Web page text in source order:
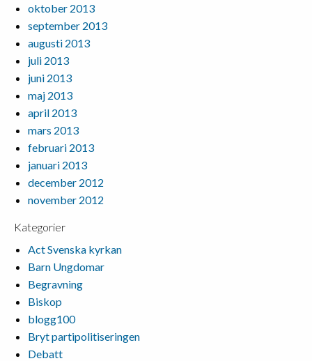
oktober 2013
september 2013
augusti 2013
juli 2013
juni 2013
maj 2013
april 2013
mars 2013
februari 2013
januari 2013
december 2012
november 2012
Kategorier
Act Svenska kyrkan
Barn Ungdomar
Begravning
Biskop
blogg100
Bryt partipolitiseringen
Debatt